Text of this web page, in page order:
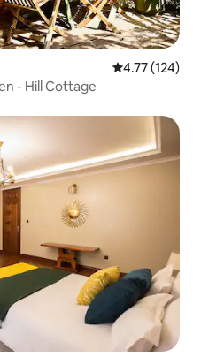
Rating medju
4.77 (124)
- Hill Cottage